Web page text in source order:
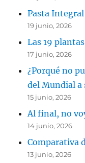
Pasta
19 junio, 2026
Las 19
17 junio, 2026
¿Porqué no
del Mundial a
15 junio, 2026
Al final, no
14 junio, 2026
Comparativa
13 junio, 2026